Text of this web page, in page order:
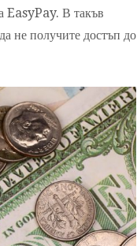
EasyPay. В такъв
не получите достъп до